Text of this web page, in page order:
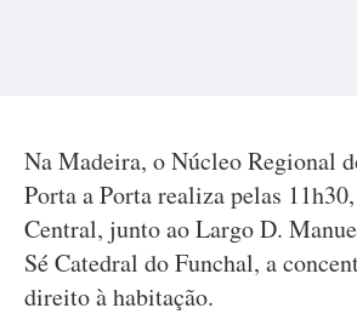
Na Madeira, o Núcleo Regional
Porta a Porta realiza pelas
Central, junto ao Largo D.
Sé Catedral do Funchal, a
direito à habitação.